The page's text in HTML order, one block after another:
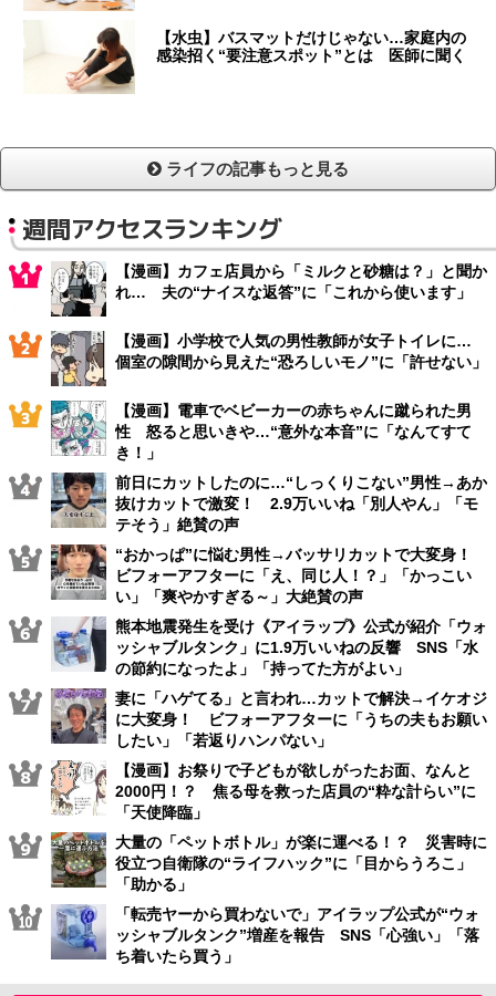
【水虫】バスマットだけじゃない…家庭内の
感染招く“要注意スポット”とは 医師に聞く
ライフの記事もっと見る
週間アクセスランキング
【漫画】カフェ店員から「ミルクと砂糖は？」と聞か
れ… 夫の“ナイスな返答”に「これから使います」
【漫画】小学校で人気の男性教師が女子トイレに…
個室の隙間から見えた“恐ろしいモノ”に「許せない」
【漫画】電車でベビーカーの赤ちゃんに蹴られた男
性 怒ると思いきや…“意外な本音”に「なんてすて
き！」
前日にカットしたのに…“しっくりこない”男性→あか
抜けカットで激変！ 2.9万いいね「別人やん」「モ
テそう」絶賛の声
“おかっぱ”に悩む男性→バッサリカットで大変身！
ビフォーアフターに「え、同じ人！？」「かっこい
い」「爽やかすぎる～」大絶賛の声
熊本地震発生を受け《アイラップ》公式が紹介「ウォ
ッシャブルタンク」に1.9万いいねの反響 SNS「水
の節約になったよ」「持ってた方がよい」
妻に「ハゲてる」と言われ…カットで解決→イケオジ
に大変身！ ビフォーアフターに「うちの夫もお願い
したい」「若返りハンパない」
【漫画】お祭りで子どもが欲しがったお面、なんと
2000円！？ 焦る母を救った店員の“粋な計らい”に
「天使降臨」
大量の「ペットボトル」が楽に運べる！？ 災害時に
役立つ自衛隊の“ライフハック”に「目からうろこ」
「助かる」
「転売ヤーから買わないで」アイラップ公式が“ウォ
ッシャブルタンク”増産を報告 SNS「心強い」「落
ち着いたら買う」